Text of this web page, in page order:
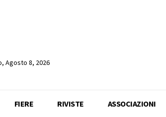
Agosto 8, 2026
FIERE RIVISTE ASSOCIAZIONI